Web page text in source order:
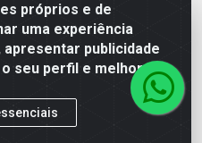
próprios e de
uma experiência
publicidade
seu perfil e melhorar a
Carneiro de Campos, 42 -
RJ - CEP 20.920-410 -
0003-85